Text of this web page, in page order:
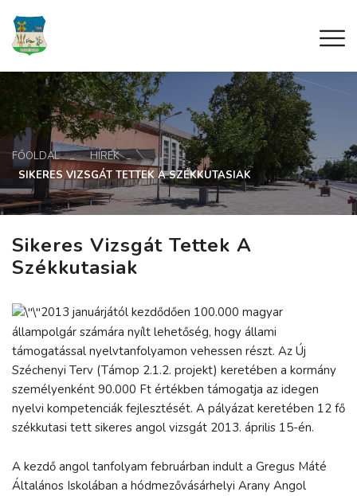
FŐOLDAL
HÍREK
SIKERES VIZSGÁT TETTEK A SZÉKKUTASIAK
Sikeres Vizsgát Tettek A
Székkutasiak
2013 januárjától kezdődően 100.000 magyar
állampolgár számára nyílt lehetőség, hogy állami
támogatással nyelvtanfolyamon vehessen részt. Az Új
Széchenyi Terv (Támop 2.1.2. projekt) keretében a kormány
személyenként 90.000 Ft értékben támogatja az idegen
nyelvi kompetenciák fejlesztését. A pályázat keretében 12 fő
székkutasi tett sikeres angol vizsgát 2013. április 15-én.
A kezdő angol tanfolyam februárban indult a Gregus Máté
Általános Iskolában a hódmezővásárhelyi Arany Angol